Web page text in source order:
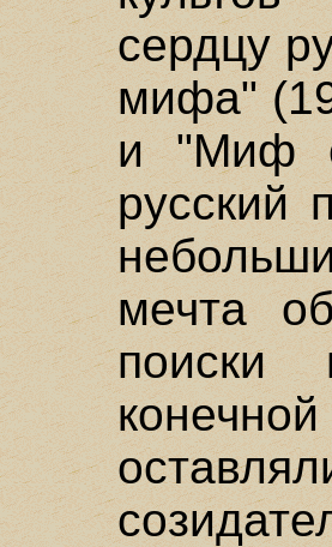
сердцу
мифа"
и "Миф
русский
мечта
поиски